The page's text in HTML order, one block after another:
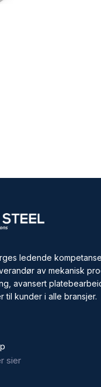
ledende
av mekanisk
avansert
til kunder i alle bransjer.
sier